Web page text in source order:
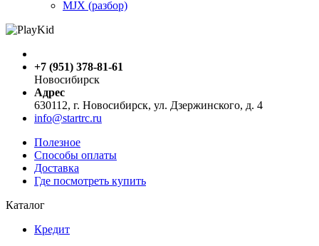
MJX (разбор)
+7 (951) 378-81-61
Новосибирск
Адрес
630112, г. Новосибирск, ул. Дзержинского, д. 4
info@startrc.ru
Полезное
Способы оплаты
Доставка
Где посмотреть купить
Каталог
Кредит